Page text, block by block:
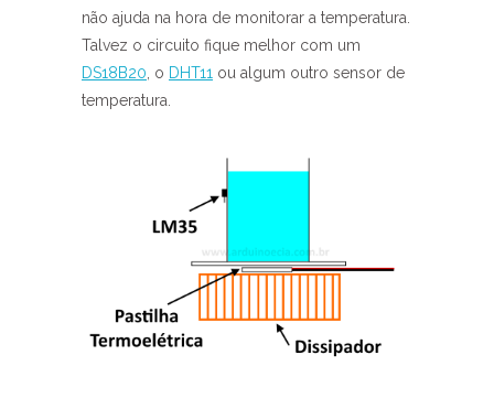
não ajuda na hora de monitorar a temperatura.
Talvez o circuito fique melhor com um
DS18B20 , o DHT11 ou algum outro sensor de
temperatura.